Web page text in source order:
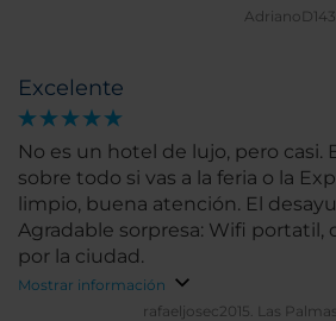
estar bastante tiempo para
GPS no fue de ayuda ya que no
SUD En términos generales más
tuvieron un problema logístico
supieron compensar con un
contratarlo!
Excelente
No es un hotel de lujo, pero casi.
sobre todo si vas a la feria o la
limpio, buena atención. El
Agradable sorpresa: Wifi portatil,
por la ciudad.
Mostrar información
rafaeljosec2015. Las